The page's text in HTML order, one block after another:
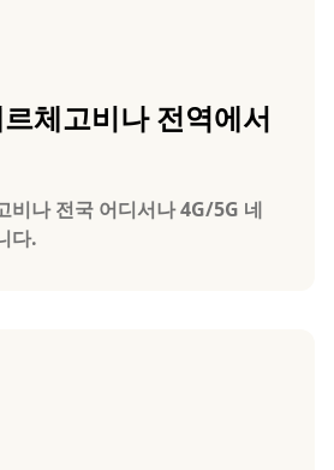
체고비나 전역에서
비나 전국 어디서나 4G/5G 네
다.